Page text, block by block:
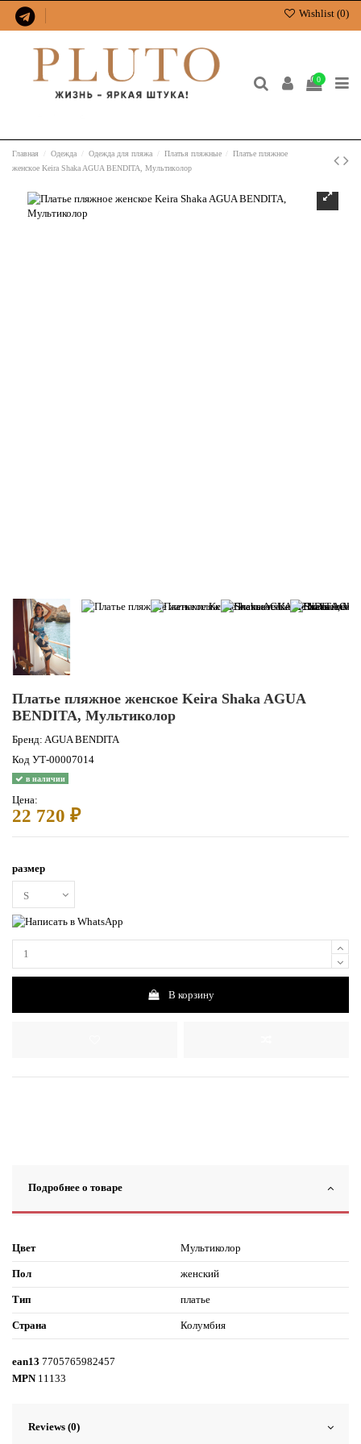
Wishlist (0)
0
Главная Одежда Одежда для пляжа Платья пляжные
Платье пляжное
женское Keira Shaka AGUA BENDITA, Мультиколор
Платье пляжное женское Keira Shaka AGUA
BENDITA, Мультиколор
Бренд: AGUA BENDITA
Код УТ-00007014
в наличии
Цена:
22 720 ₽
размер
В корзину
Подробнее о товаре
Цвет Мультиколор
Пол женский
Тип платье
Страна Колумбия
ean13 7705765982457
MPN 11133
Reviews (0)